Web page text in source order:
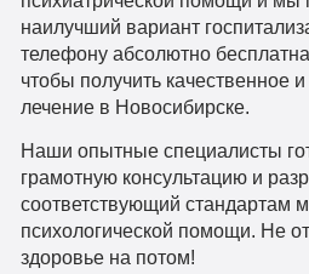
наилучший вариант
телефону абсолютно
чтобы получить качественное
лечение в Новосибирске.
Наши опытные специалисты
грамотную консультацию и
соответствующий стандартам
психологической помощи. Не
здоровье на потом!